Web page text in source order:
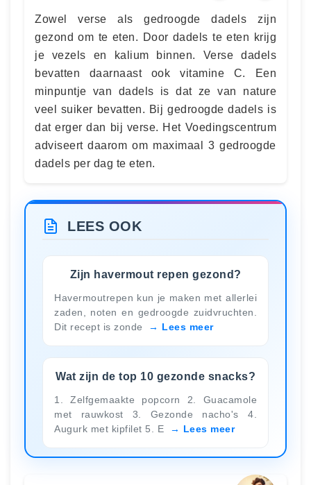
Zowel verse als gedroogde dadels zijn
gezond om te eten. Door dadels te eten krijg
je vezels en kalium binnen. Verse dadels
bevatten daarnaast ook vitamine C. Een
minpuntje van dadels is dat ze van nature
veel suiker bevatten. Bij gedroogde dadels is
dat erger dan bij verse. Het Voedingscentrum
adviseert daarom om maximaal 3 gedroogde
dadels per dag te eten.
LEES OOK
Zijn havermout repen gezond?
Havermoutrepen kun je maken met allerlei
zaden, noten en gedroogde zuidvruchten.
Dit recept is zonde
Lees meer
Wat zijn de top 10 gezonde snacks?
1. Zelfgemaakte popcorn 2. Guacamole
met rauwkost 3. Gezonde nacho's 4.
Augurk met kipfilet 5. E
Lees meer